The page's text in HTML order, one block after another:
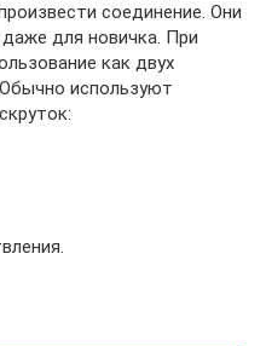
соединение. Они
для новичка. При
как двух
используют